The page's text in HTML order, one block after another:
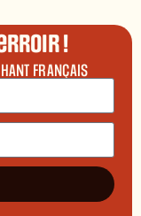
!
FRANÇAIS